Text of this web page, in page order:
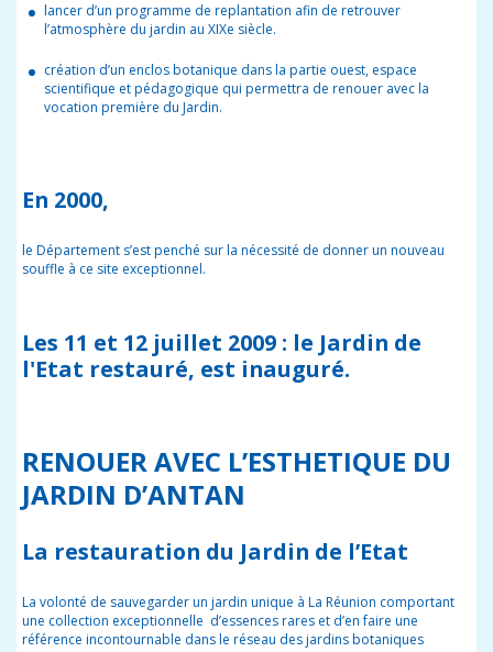
lancer d’un programme de replantation afin de retrouver
l’atmosphère du jardin au XIXe siècle.
création d’un enclos botanique dans la partie ouest, espace
scientifique et pédagogique qui permettra de renouer avec la
vocation première du Jardin.
En 2000,
le Département s’est penché sur la nécessité de donner un nouveau
souffle à ce site exceptionnel.
Les 11 et 12 juillet 2009 : le Jardin de
l'Etat restauré, est inauguré.
RENOUER AVEC L’ESTHETIQUE DU
JARDIN D’ANTAN
La restauration du Jardin de l’Etat
La volonté de sauvegarder un jardin unique à La Réunion comportant
une collection exceptionnelle d’essences rares et d’en faire une
référence incontournable dans le réseau des jardins botaniques